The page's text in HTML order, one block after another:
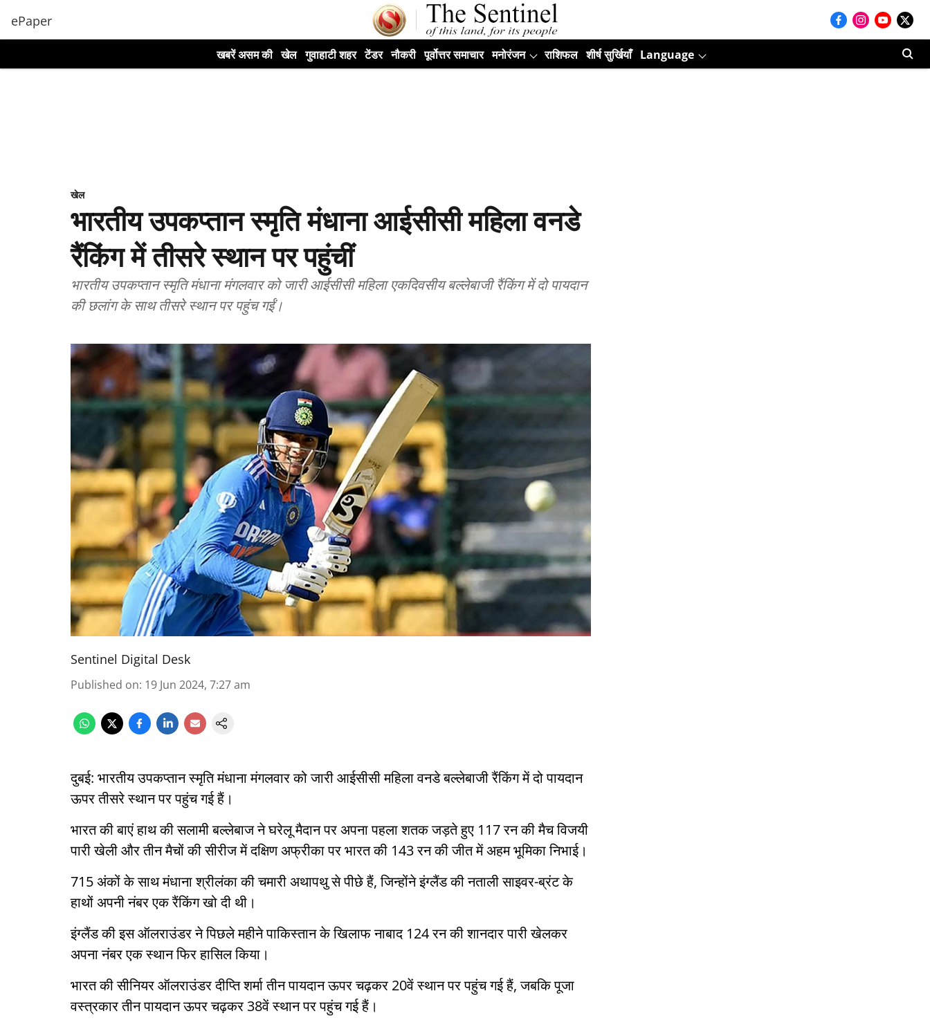
ePaper
खबरें असम की खेल गुवाहाटी शहर टेंडर नौकरी पूर्वोत्तर समाचार मनोरंजन राशिफल शीर्ष सुर्खियाँ Language
खेल
भारतीय उपकप्तान स्मृति मंधाना आईसीसी महिला वनडे
रैंकिंग में तीसरे स्थान पर पहुंचीं
भारतीय उपकप्तान स्मृति मंधाना मंगलवार को जारी आईसीसी महिला एकदिवसीय बल्लेबाजी रैंकिंग में दो पायदान
की छलांग के साथ तीसरे स्थान पर पहुंच गईं।
Sentinel Digital Desk
Published on: 19 Jun 2024, 7:27 am
दुबई: भारतीय उपकप्तान स्मृति मंधाना मंगलवार को जारी आईसीसी महिला वनडे बल्लेबाजी रैंकिंग में दो पायदान
ऊपर तीसरे स्थान पर पहुंच गई हैं।
भारत की बाएं हाथ की सलामी बल्लेबाज ने घरेलू मैदान पर अपना पहला शतक जड़ते हुए 117 रन की मैच विजयी
पारी खेली और तीन मैचों की सीरीज में दक्षिण अफ्रीका पर भारत की 143 रन की जीत में अहम भूमिका निभाई।
715 अंकों के साथ मंधाना श्रीलंका की चमारी अथापथु से पीछे हैं, जिन्होंने इंग्लैंड की नताली साइवर-ब्रंट के
हाथों अपनी नंबर एक रैंकिंग खो दी थी।
इंग्लैंड की इस ऑलराउंडर ने पिछले महीने पाकिस्तान के खिलाफ नाबाद 124 रन की शानदार पारी खेलकर
अपना नंबर एक स्थान फिर हासिल किया।
भारत की सीनियर ऑलराउंडर दीप्ति शर्मा तीन पायदान ऊपर चढ़कर 20वें स्थान पर पहुंच गई हैं, जबकि पूजा
वस्त्रकार तीन पायदान ऊपर चढ़कर 38वें स्थान पर पहुंच गई हैं।